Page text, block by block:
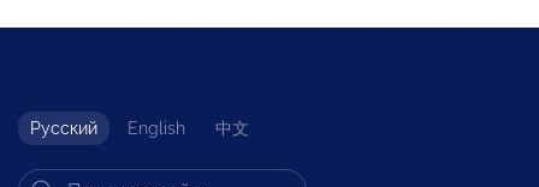
Русский English 中文